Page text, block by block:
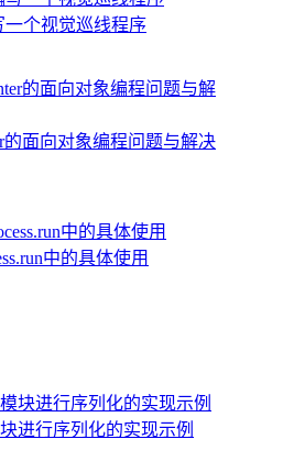
一个视觉巡线程序
的面向对象编程问题与解决
中的具体使用
进行序列化的实现示例